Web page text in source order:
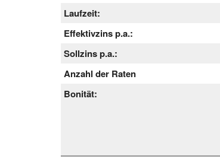
Laufzeit:
Effektivzins p.a.:
Sollzins p.a.:
Anzahl der Raten
Bonität: